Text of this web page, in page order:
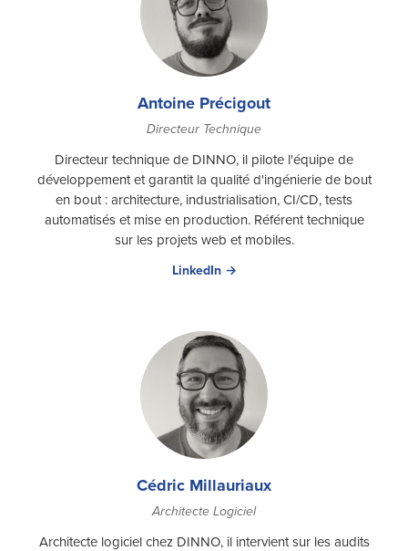
Antoine Précigout
Directeur Technique
Directeur technique de DINNO, il pilote l'équipe de
développement et garantit la qualité d'ingénierie de bout
en bout : architecture, industrialisation, CI/CD, tests
automatisés et mise en production. Référent technique
sur les projets web et mobiles.
LinkedIn →
Cédric Millauriaux
Architecte Logiciel
Architecte logiciel chez DINNO, il intervient sur les audits